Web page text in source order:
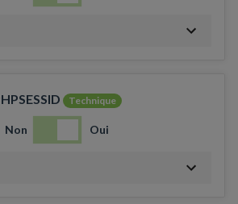
Technique
Non Oui